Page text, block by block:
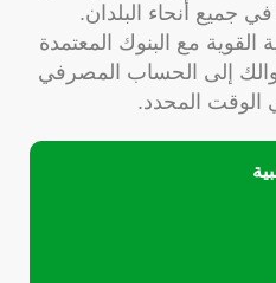
جميع أنحاء البلدان.
مع البنوك المعتمدة
إلى الحساب المصرفي
الوقت المحدد.